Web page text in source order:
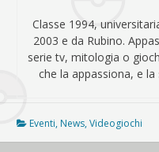
Classe 1994,
2003 e da Rubino.
serie tv, mitologia o
che la appassiona, e
Eventi, News,Videogiochi